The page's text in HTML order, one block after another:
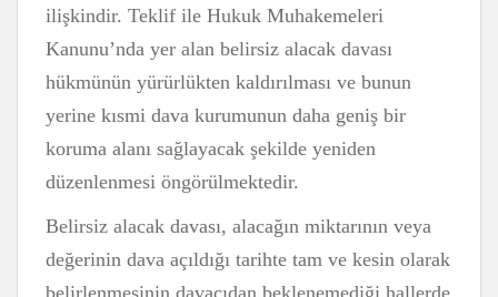
ilişkindir. Teklif ile Hukuk Muhakemeleri
Kanunu’nda yer alan belirsiz alacak davası
hükmünün yürürlükten kaldırılması ve bunun
yerine kısmi dava kurumunun daha geniş bir
koruma alanı sağlayacak şekilde yeniden
düzenlenmesi öngörülmektedir.
Belirsiz alacak davası, alacağın miktarının veya
değerinin dava açıldığı tarihte tam ve kesin olarak
belirlenmesinin davacıdan beklenemediği hallerde